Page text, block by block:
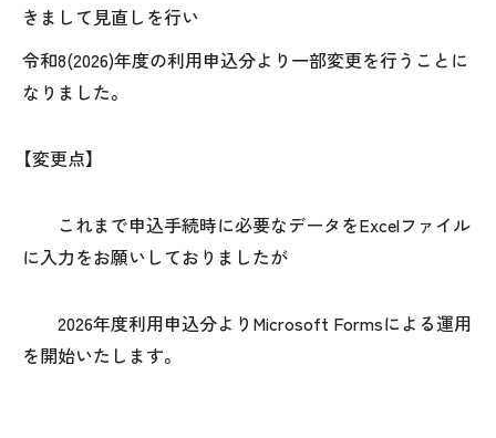
きまして見直しを行い
令和8(2026)年度の利用申込分より一部変更を行うことに
なりました。
【変更点】
これまで申込手続時に必要なデータをExcelファイル
に入力をお願いしておりましたが
2026年度利用申込分よりMicrosoft Formsによる運用
を開始いたします。